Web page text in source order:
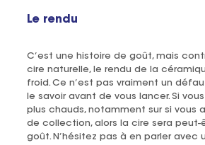
Le rendu
C’est une histoire de goût, mais
cire naturelle, le rendu de la
froid. Ce n’est pas vraiment un
le savoir avant de vous lancer. Si
plus chauds, notamment sur si vous
de collection, alors la cire sera peut-
goût. N’hésitez pas à en parler avec